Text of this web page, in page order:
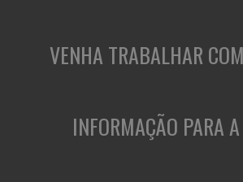
VENHA TRABALHAR
INFORMAÇÃO PARA